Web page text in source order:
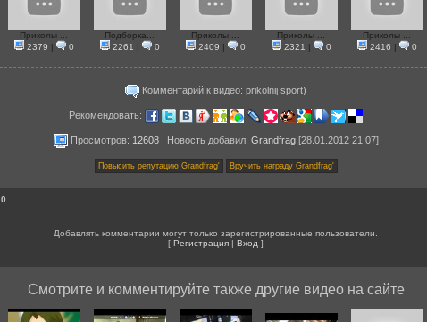
Приколы ...
2379 | 0
Подборка...
2261 | 0
Приколы ...
2409 | 0
Приколы ...
2321 | 0
Приколы ...
2416 | 0
Комментарий к видео: prikolnij sport)
Рекомендовать:
Просмотров: 12608| Новость добавил: Grandfrag[28.01.2012 21:07]
0
Добавлять комментарии могут только зарегистрированные пользователи.
[ Регистрация | Вход ]
Смотрите и комментируйте также другие видео на сайте